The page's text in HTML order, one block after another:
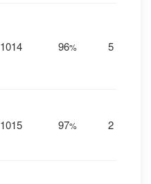
1014 96% 5
1015 97% 2